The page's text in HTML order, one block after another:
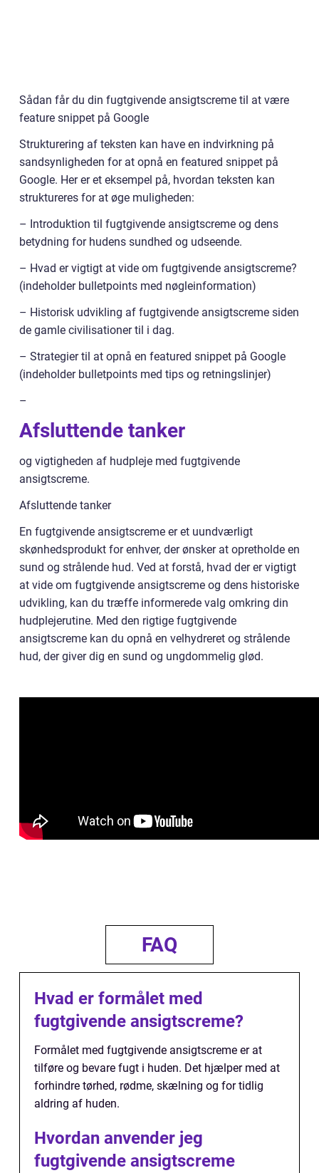
Sådan får du din fugtgivende ansigtscreme til at være
feature snippet på Google
Strukturering af teksten kan have en indvirkning på
sandsynligheden for at opnå en featured snippet på
Google. Her er et eksempel på, hvordan teksten kan
struktureres for at øge muligheden:
– Introduktion til fugtgivende ansigtscreme og dens
betydning for hudens sundhed og udseende.
– Hvad er vigtigt at vide om fugtgivende ansigtscreme?
(indeholder bulletpoints med nøgleinformation)
– Historisk udvikling af fugtgivende ansigtscreme siden
de gamle civilisationer til i dag.
– Strategier til at opnå en featured snippet på Google
(indeholder bulletpoints med tips og retningslinjer)
–
Afsluttende tanker
og vigtigheden af hudpleje med fugtgivende
ansigtscreme.
Afsluttende tanker
En fugtgivende ansigtscreme er et uundværligt
skønhedsprodukt for enhver, der ønsker at opretholde en
sund og strålende hud. Ved at forstå, hvad der er vigtigt
at vide om fugtgivende ansigtscreme og dens historiske
udvikling, kan du træffe informerede valg omkring din
hudplejerutine. Med den rigtige fugtgivende
ansigtscreme kan du opnå en velhydreret og strålende
hud, der giver dig en sund og ungdommelig glød.
FAQ
Hvad er formålet med
fugtgivende ansigtscreme?
Formålet med fugtgivende ansigtscreme er at
tilføre og bevare fugt i huden. Det hjælper med at
forhindre tørhed, rødme, skælning og for tidlig
aldring af huden.
Hvordan anvender jeg
fugtgivende ansigtscreme